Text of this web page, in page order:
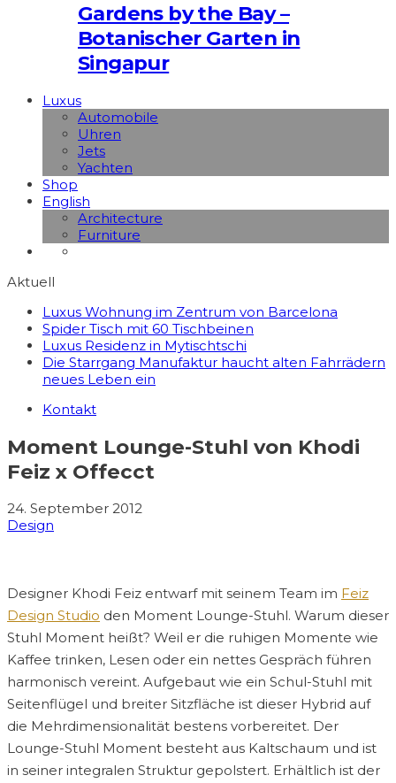
Gardens by the Bay –
Botanischer Garten in
Singapur
Luxus
Automobile
Uhren
Jets
Yachten
Shop
English
Architecture
Furniture
Aktuell
Luxus Wohnung im Zentrum von Barcelona
Spider Tisch mit 60 Tischbeinen
Luxus Residenz in Mytischtschi
Die Starrgang Manufaktur haucht alten Fahrrädern
neues Leben ein
Kontakt
Moment Lounge-Stuhl von Khodi
Feiz x Offecct
24. September 2012
Design
Designer Khodi Feiz entwarf mit seinem Team im Feiz
Design Studio den Moment Lounge-Stuhl. Warum dieser
Stuhl Moment heißt? Weil er die ruhigen Momente wie
Kaffee trinken, Lesen oder ein nettes Gespräch führen
harmonisch vereint. Aufgebaut wie ein Schul-Stuhl mit
Seitenflügel und breiter Sitzfläche ist dieser Hybrid auf
die Mehrdimensionalität bestens vorbereitet. Der
Lounge-Stuhl Moment besteht aus Kaltschaum und ist
in seiner integralen Struktur gepolstert. Erhältlich ist der